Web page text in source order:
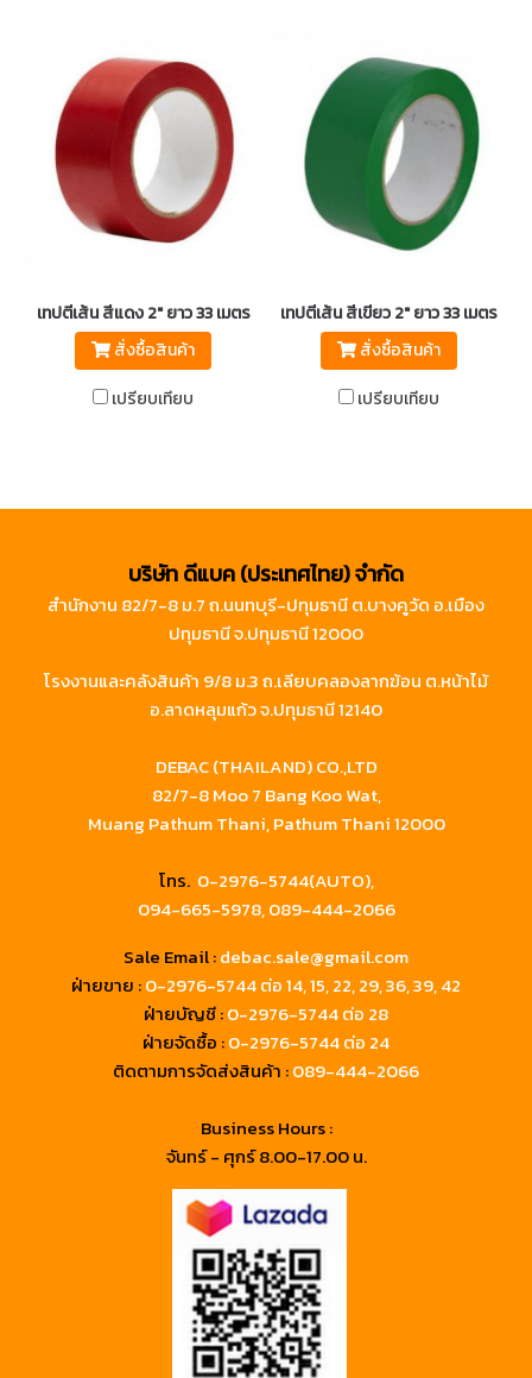
เทปตีเส้น สีแดง 2" ยาว 33 เมตร
สั่งซื้อสินค้า
เปรียบเทียบ
เทปตีเส้น สีเขียว 2" ยาว 33 เมตร
สั่งซื้อสินค้า
เปรียบเทียบ
บริษัท ดีแบค (ประเทศไทย) จำกัด
สำนักงาน 82/7-8 ม.7 ถ.นนทบุรี-ปทุมธานี ต.บางคูวัด อ.เมือง
ปทุมธานี จ.ปทุมธานี 12000
โรงงานและคลังสินค้า 9/8 ม.3 ถ.เลียบคลองลากฆ้อน ต.หน้าไม้
อ.ลาดหลุมแก้ว จ.ปทุมธานี 12140
DEBAC (THAILAND) CO.,LTD
82/7-8 Moo 7 Bang Koo Wat,
Muang Pathum Thani, Pathum Thani 12000
โทร. 0-2976-5744(AUTO),
094-665-5978,089-444-2066
Sale Email :debac.sale@gmail.com
ฝ่ายขาย :0-2976-5744ต่อ 14, 15, 22, 29, 36, 39, 42
ฝ่ายบัญชี :0-2976-5744 ต่อ 28
ฝ่ายจัดซื้อ :0-2976-5744 ต่อ 24
ติดตามการจัดส่งสินค้า :089-444-2066
Business Hours :
จันทร์ - ศุกร์ 8.00-17.00 น.